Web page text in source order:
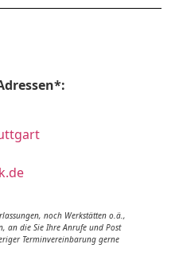
noch Werkstätten o.ä.,
an die Sie Ihre Anrufe und Post
Terminvereinbarung gerne